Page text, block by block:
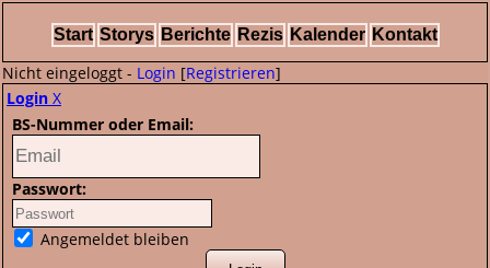
Start Storys Berichte Rezis Kalender Kontakt
Nicht eingeloggt - Login [Registrieren]
Login X
BS-Nummer oder Email:
Passwort:
Angemeldet bleiben